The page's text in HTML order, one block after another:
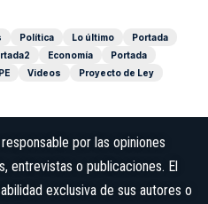
Política Lo último
Portada
Economía
Portada
Videos Proyecto de Ley
por las opiniones
entrevistas o publicaciones. El
exclusiva de sus autores o